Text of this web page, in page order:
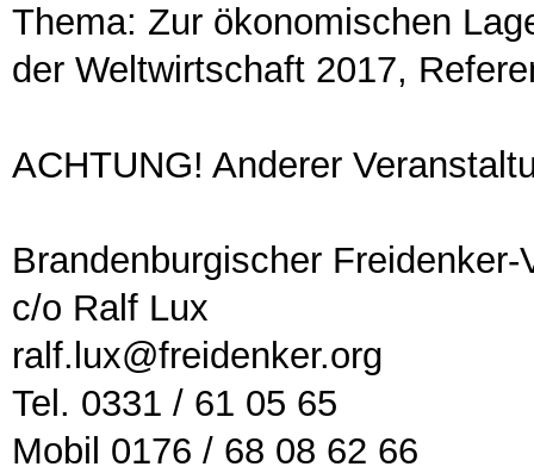
Thema: Zur ökonomischen
der Weltwirtschaft 2017,
ACHTUNG! Anderer
Brandenburgischer Freidenker-
c/o Ralf Lux
ralf.lux@freidenker.org
Tel. 0331 / 61 05 65
Mobil 0176 / 68 08 62 66